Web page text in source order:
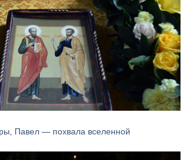
Павел — похвала вселенной